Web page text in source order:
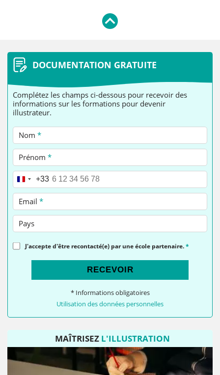
DOCUMENTATION GRATUITE
Complétez les champs ci-dessous pour recevoir des
informations sur les formations pour devenir
illustrateur.
Nom *
Prénom *
Téléphone *
+33
Email *
Pays
J'accepte d'être recontacté(e) par une école partenaire.*
RECEVOIR
* Informations obligatoires
Utilisation des données personnelles
MAÎTRISEZ L'ILLUSTRATION